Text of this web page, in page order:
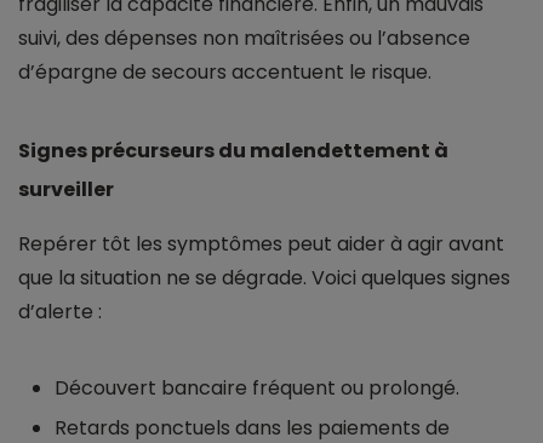
suivi, des dépenses non maîtrisées ou l’absence
d’épargne de secours accentuent le risque.
Signes précurseurs du malendettement à
surveiller
Repérer tôt les symptômes peut aider à agir avant
que la situation ne se dégrade. Voici quelques signes
d’alerte :
Découvert bancaire fréquent ou prolongé.
Retards ponctuels dans les paiements de